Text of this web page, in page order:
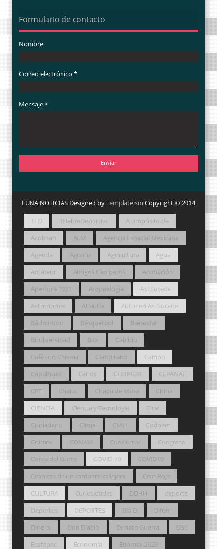
Formulario de contacto
Nombre
Correo electrónico *
Mensaje*
LUNA NOTICIAS Designed byTemplateism Copyright © 2014
1FD 1FiebreDeportiva
A propósito de
Acolman
AEM
Agencia Espacial Mexicana
Agenda
Agrario Agricultura
Agua
Amateur
Amigos Camperos
Animación
Apertura 2021
Arqueología
Así Sucede
Astronomía
Atlautla
Autor en Así Sucede
Bádminton
Básquetbol
Bienestar
Biodiversidad
Box
Cabildo
Café con Chisma
Campirano
Campo
Capulhuac
Carlos CEDIPIEM
CEPANAF
CFE
Chalco Chapa de Mota
China
CIENCIA
Ciencia y Tecnología
Cine
Ciudadano
Clima CMLL
Codhem
Colmex
CONAVI Conciertos
Congreso
Corea del Norte
COVID-19
COVID19
Crónicas de un cantante callejero
Cruz Roja
CULTURA
Curiosidades DDHH
deporte
Deportes
DEPORTES Día D
Difem
Dinero
Don Diablo Donato Guerra
DSC
Ecatepec
Economía
Edomex 2023